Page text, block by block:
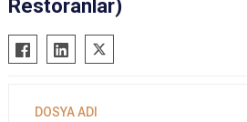
Restoranlar)